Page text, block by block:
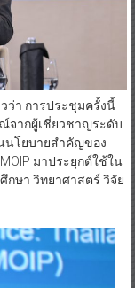
ว่า การประชุมครั้งนี้
จากผู้เชี่ยวชาญระดับ
นโยบายสำคัญของ
มาประยุกต์ใช้ใน
กษา วิทยาศาสตร์ วิจัย